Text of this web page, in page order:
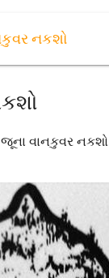
નકશો
વાનકુવર નકશો